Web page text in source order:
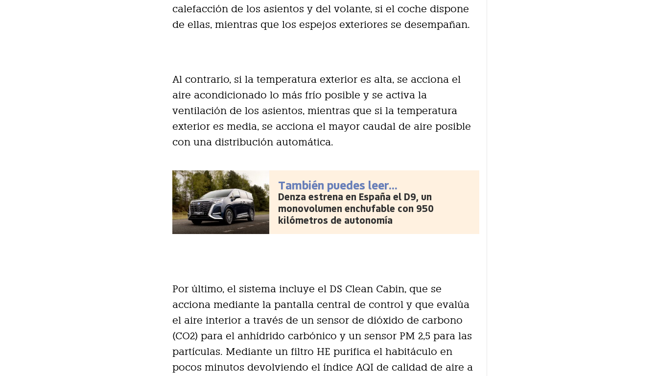
calefacción de los asientos y del volante, si el coche dispone
de ellas, mientras que los espejos exteriores se desempañan.
Al contrario, si la temperatura exterior es alta, se acciona el
aire acondicionado lo más frío posible y se activa la
ventilación de los asientos, mientras que si la temperatura
exterior es media, se acciona el mayor caudal de aire posible
con una distribución automática.
También puedes leer...
Denza estrena en España el D9, un
monovolumen enchufable con 950
kilómetros de autonomía
Por último, el sistema incluye el DS Clean Cabin, que se
acciona mediante la pantalla central de control y que evalúa
el aire interior a través de un sensor de dióxido de carbono
(CO2) para el anhídrido carbónico y un sensor PM 2,5 para las
partículas. Mediante un filtro HE purifica el habitáculo en
pocos minutos devolviendo el índice AQI de calidad de aire a